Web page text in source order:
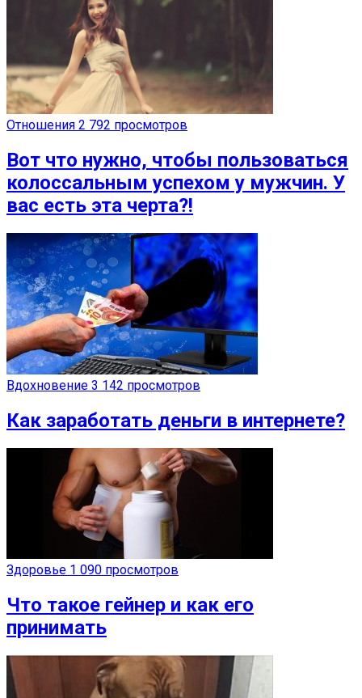
Отношения 2 792 просмотров
Вот что нужно, чтобы пользоваться
колоссальным успехом у мужчин. У
вас есть эта черта?!
Вдохновение 3 142 просмотров
Как заработать деньги в интернете?
Здоровье 1 090 просмотров
Что такое гейнер и как его
принимать